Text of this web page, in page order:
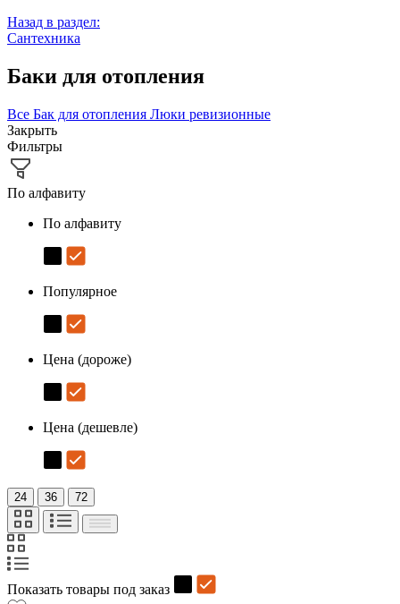
Назад в раздел:
Сантехника
Баки для отопления
Все Бак для отопления Люки ревизионные
Закрыть
Фильтры
По алфавиту
По алфавиту
Популярное
Цена (дороже)
Цена (дешевле)
24 36 72
Показать товары под заказ